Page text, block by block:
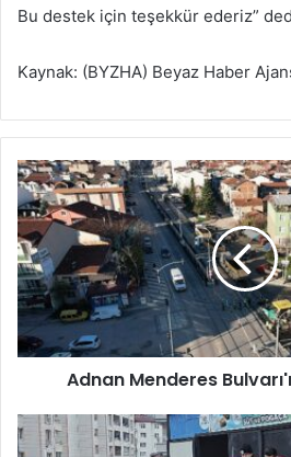
Bu destek için teşekkür ederiz”
Kaynak: (BYZHA) Beyaz Haber
A
d
n
a
n
M
e
n
d
e
s
Adnan Menderes
N
e